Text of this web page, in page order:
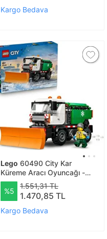
Kargo Bedava
Lego 60490 City Kar
Küreme Aracı Oyuncağı -
Sürücü Minifigürlü Model
Kamyon Yapım Seti
%5
1.551,31 TL
1.470,85 TL
Kargo Bedava